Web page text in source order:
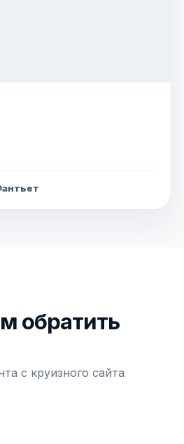
обратить
с круизного сайта